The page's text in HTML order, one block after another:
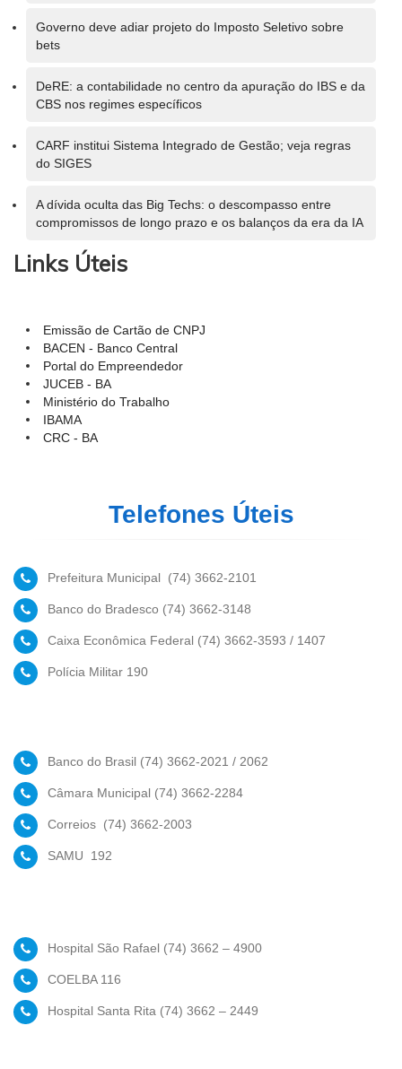
Governo deve adiar projeto do Imposto Seletivo sobre
bets
DeRE: a contabilidade no centro da apuração do IBS e da
CBS nos regimes específicos
CARF institui Sistema Integrado de Gestão; veja regras
do SIGES
A dívida oculta das Big Techs: o descompasso entre
compromissos de longo prazo e os balanços da era da IA
Links Úteis
Emissão de Cartão de CNPJ
BACEN - Banco Central
Portal do Empreendedor
JUCEB - BA
Ministério do Trabalho
IBAMA
CRC - BA
Telefones Úteis
Prefeitura Municipal (74) 3662-2101
Banco do Bradesco (74) 3662-3148
Caixa Econômica Federal (74) 3662-3593 / 1407
Polícia Militar 190
Banco do Brasil (74) 3662-2021 / 2062
Câmara Municipal (74) 3662-2284
Correios (74) 3662-2003
SAMU 192
Hospital São Rafael (74) 3662 – 4900
COELBA 116
Hospital Santa Rita (74) 3662 – 2449